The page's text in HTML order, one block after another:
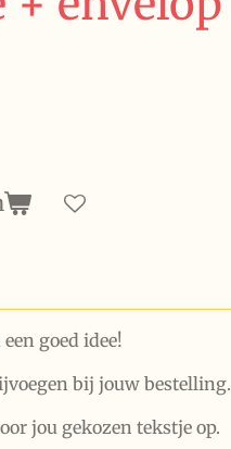
goed idee!
bij jouw bestelling.
jou gekozen tekstje op.